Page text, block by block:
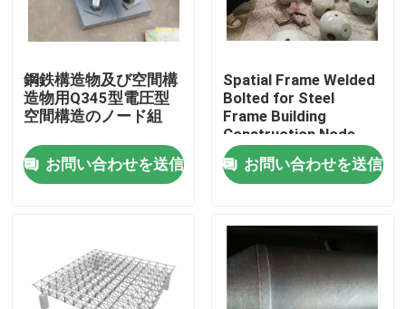
家
私達について
鋼鉄構造物及び空間構
造物用Q345型電圧型
空間構造のノード組
お問い合わせを送信
Spatial Frame Welded
Bolted for Steel
Frame Building
Construction Node
Structure GB ISO
お問い合わせを送信